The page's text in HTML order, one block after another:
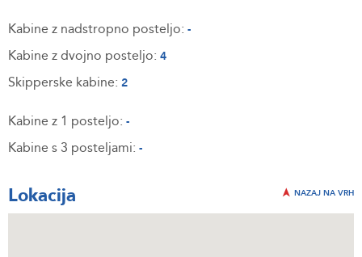
Kabine z nadstropno posteljo: -
Kabine z dvojno posteljo: 4
Skipperske kabine: 2
Kabine z 1 posteljo: -
Kabine s 3 posteljami: -
Lokacija NAZAJ NA VRH